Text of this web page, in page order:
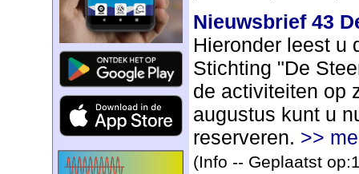
Nieuwsbrief 43
Hieronder leest u
Stichting "De
de activiteiten op
augustus kunt u
reserveren. >>
(Info -- Geplaatst